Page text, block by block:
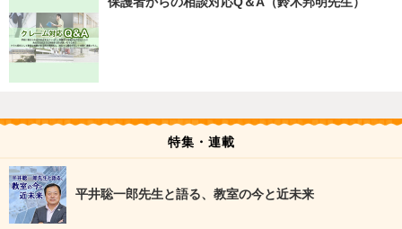
特集・連載
平井聡一郎先生と語る、教室の今と近未来